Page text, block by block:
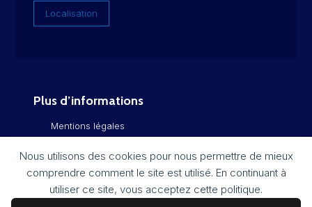
Nous utilisons des cookies pour nous permettre de mieux
comprendre comment le site est utilisé. En continuant à
utiliser ce site, vous acceptez cette politique.
Localisation
Plus d’informations
Mentions légales
Politique de confidentialité
Flux RSS
Plan du site